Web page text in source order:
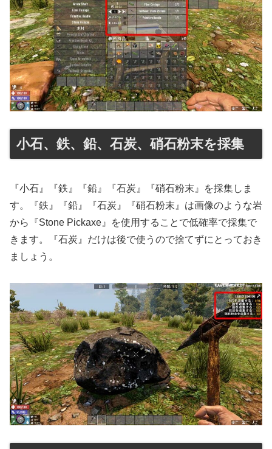
小石、鉄、鉛、石炭、硝石粉末を採集
『小石』『鉄』『鉛』『石炭』『硝石粉末』を採集しま
す。『鉄』『鉛』『石炭』『硝石粉末』は画像のような岩
から『Stone Pickaxe』を使用することで低確率で採集で
きます。『石炭』だけは後で使うので捨てずにとっておき
ましょう。